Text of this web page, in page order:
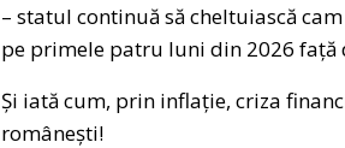
– statul continuă să cheltuiască
pe primele patru luni din 2026
Și iată cum, prin inflație, criza
românești!